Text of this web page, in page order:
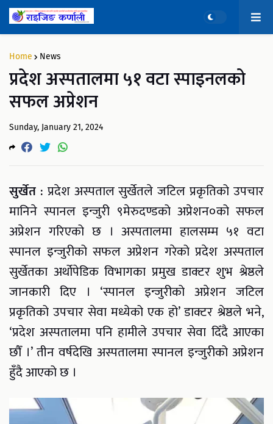
Home News
प्रदेश अस्पतालमा ५१ वटा स्पाइनलको
सफल अप्रेशन
Sunday, January 21, 2024
सुर्खेत : प्रदेश अस्पताल सुर्खेतले जटिल प्रकृतिको उपचार
मानिने स्पानल इन्जुरी ९मेरुदण्डको अप्रेशन०को सफल
अप्रेशन गरिएको छ । अस्पतालमा हालसम्म ५१ वटा
स्पानल इन्जुरीको सफल अप्रेशन गरेको प्रदेश अस्पताल
सुर्खेतका अर्थोपेडिक विभागका प्रमुख डाक्टर शुभ श्रेष्ठले
जानकारी दिए । ‘स्पानल इन्जुरीको अप्रेशन जटिल
प्रकृतिको उपचार सेवा मध्येको एक हो’ डाक्टर श्रेष्ठले भने,
‘प्रदेश अस्पतालमा पनि हामीले उपचार सेवा दिँदै आएका
छौँ ।’ तीन वर्षदेखि अस्पतालमा स्पानल इन्जुरीको अप्रेशन
हुँदै आएको छ ।